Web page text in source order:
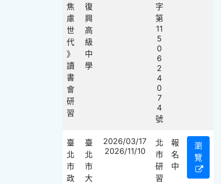
焦
慮
世
代
》
讀
書
會
研
習
復
興
高
級
中
學
字
第
11
5
0
6
2
4
0
7
4
號
臺
北
市
政
臺
北
市
大
2026/03/17
2026/11/10
北
市
研
習
報
名
中
瀏
覽